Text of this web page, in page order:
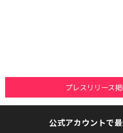
プレスリリース
公式アカウントで